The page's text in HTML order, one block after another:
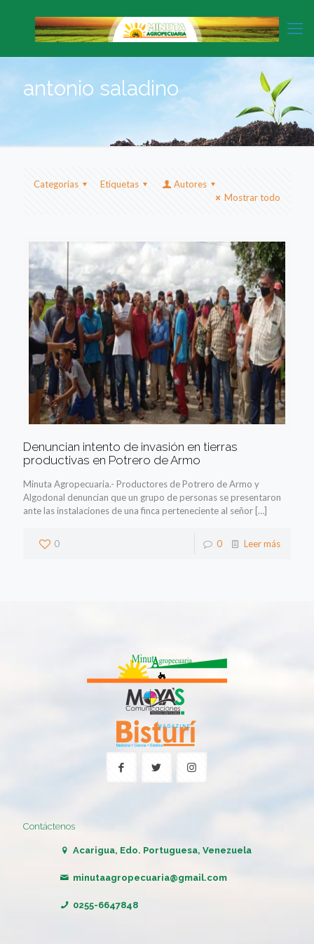
antonio saladino
Categorias Etiquetas
Autores
Mostrar todo
Denuncian intento de invasión en tierras
productivas en Potrero de Armo
Minuta Agropecuaria.- Productores de Potrero de Armo y
Algodonal denuncian que un grupo de personas se presentaron
ante las instalaciones de una finca perteneciente al señor […]
0 0 Leer más
Contáctenos
Acarigua, Edo. Portuguesa, Venezuela
minutaagropecuaria@gmail.com
0255-6647848